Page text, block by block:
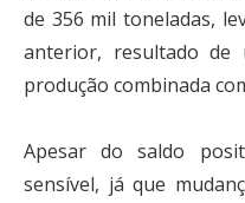
de 356 mil toneladas,
anterior, resultado de
produção combinada
Apesar do saldo
sensível, já que